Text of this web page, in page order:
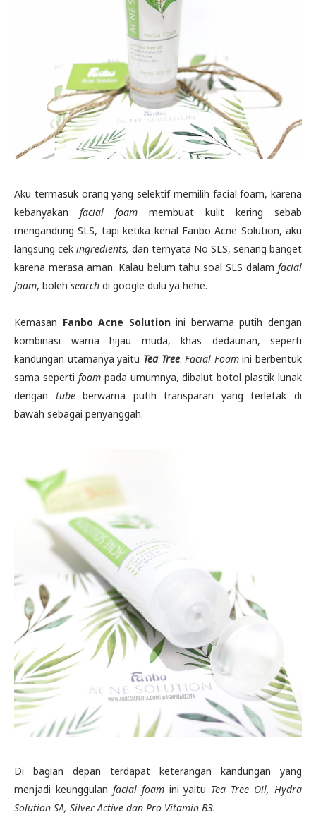
Aku termasuk orang yang selektif memilih facial foam, karena
kebanyakan facial foam membuat kulit kering sebab
mengandung SLS, tapi ketika kenal Fanbo Acne Solution, aku
langsung cek ingredients, dan ternyata No SLS, senang banget
karena merasa aman. Kalau belum tahu soal SLS dalam facial
foam, boleh search di google dulu ya hehe.
Kemasan Fanbo Acne Solutionini berwarna putih dengan
kombinasi warna hijau muda, khas dedaunan, seperti
kandungan utamanya yaitu Tea Tree. Facial Foamini berbentuk
sama seperti foam pada umumnya, dibalut botol plastik lunak
dengan tubeberwarna putih transparan yang terletak di
bawah sebagai penyanggah.
Di bagian depan terdapat keterangan kandungan yang
menjadi keunggulan facial foamini yaitu Tea Tree Oil, Hydra
Solution SA, Silver Active dan Pro Vitamin B3.